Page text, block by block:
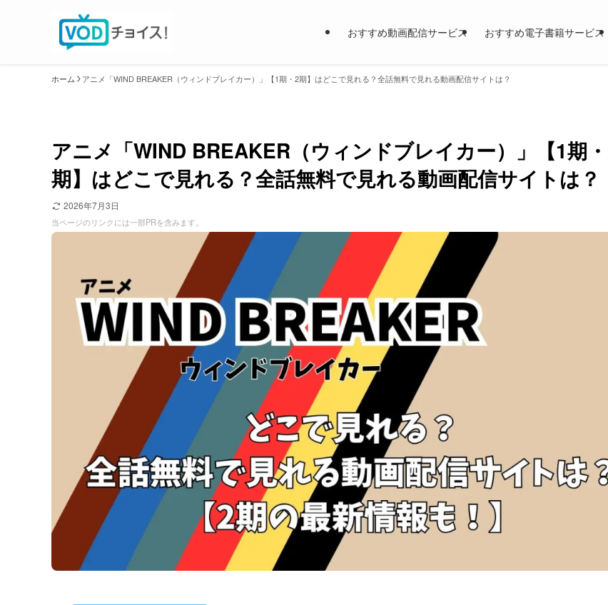
おすすめ動画配信サービス おすすめ電子書籍サービス
ホーム アニメ「WIND BREAKER（ウィンドブレイカー）」【1期・2期】はどこで見れる？全話無料で見れる動画配信サイトは？
アニメ「WIND BREAKER（ウィンドブレイカー）」【1期
期】はどこで見れる？全話無料で見れる動画配信サイトは？
2026年7月3日
当ページのリンクには一部PRを含みます。